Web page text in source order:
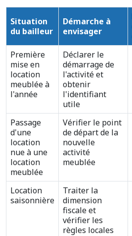
Situation
du bailleur
Démarche à
envisager
Première
mise en
location
meublée à
l'année
Déclarer le
démarrage de
l'activité et
obtenir
l'identifiant
utile
Passage
d'une
location
nue à une
location
meublée
Vérifier le point
de départ de la
nouvelle
activité
meublée
Location
saisonnière
Traiter la
dimension
fiscale et
vérifier les
règles locales